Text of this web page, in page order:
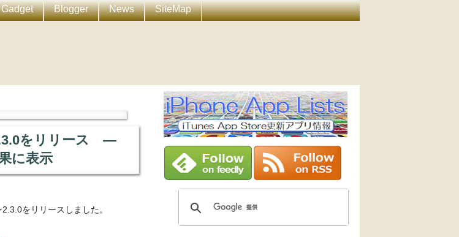
Gadget Blogger News SiteMap
をリリース ―
に表示
をリリースしました。